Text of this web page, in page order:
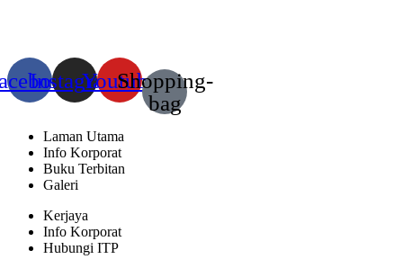
InstagramYoutube
Shopping-
bag
Laman Utama
Info Korporat
Buku Terbitan
Galeri
Kerjaya
Info Korporat
Hubungi ITP